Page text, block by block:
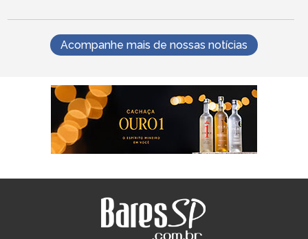
Acompanhe mais de nossas notícias